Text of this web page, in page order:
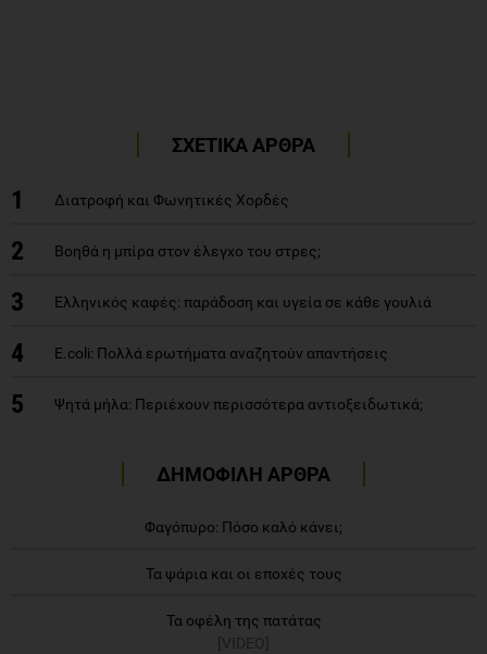
ΣΧΕΤΙΚΑ ΑΡΘΡΑ
1 Διατροφή και Φωνητικές Χορδές
2 Βοηθά η μπίρα στον έλεγχο του στρες;
3 Ελληνικός καφές: παράδοση και υγεία σε κάθε γουλιά
4 E.coli: Πολλά ερωτήματα αναζητούν απαντήσεις
5 Ψητά μήλα: Περιέχουν περισσότερα αντιοξειδωτικά;
ΔΗΜΟΦΙΛΗ ΑΡΘΡΑ
Φαγόπυρο: Πόσο καλό κάνει;
Τα ψάρια και οι εποχές τους
Τα οφέλη της πατάτας
[VIDEO]